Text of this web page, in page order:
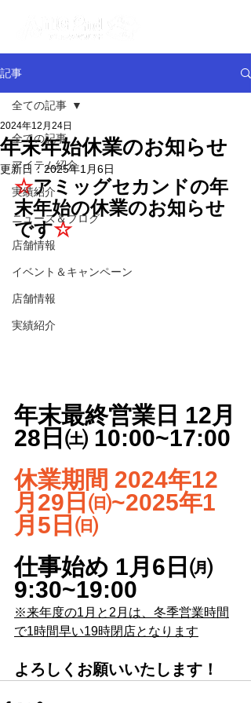
記事
全ての記事
アイテム紹介
実績紹介
ニュース＆ブログ
店舗情報
イベント＆キャンペーン
店舗情報
実績紹介
全ての記事
年末年始休業のお知らせ
2024年12月24日
更新日：2025年1月6日
☆アミッグセカンドの年
末年始の休業のお知らせ
です☆
年末最終営業日 12月
28日㈯ 10:00~17:00
休業期間 2024年12
月29日㈰~2025年1
月5日㈰
仕事始め 1月6日㈪
9:30~19:00
※来年度の1月と2月は、冬季営業時間
で1時間早い19時閉店となります
よろしくお願いいたします！